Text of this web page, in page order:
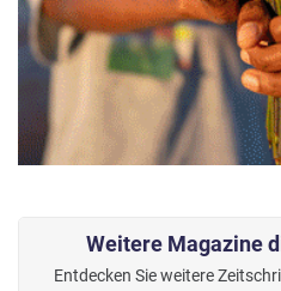
Weitere Magazine
Entdecken Sie weitere